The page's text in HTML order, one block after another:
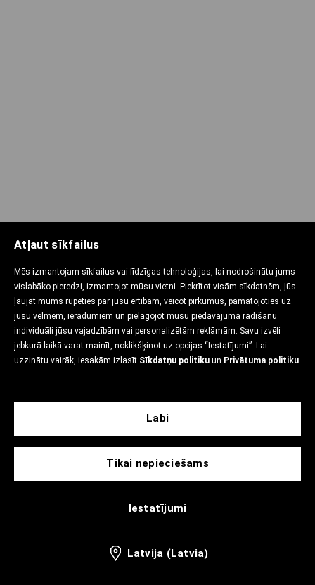
Atļaut sīkfailus
Mēs izmantojam sīkfailus vai līdzīgas tehnoloģijas, lai nodrošinātu jums
vislabāko pieredzi, izmantojot mūsu vietni. Piekrītot visām sīkdatnēm, jūs
ļaujat mums rūpēties par jūsu ērtībām, veicot pirkumus, pamatojoties uz
jūsu vēlmēm, ieradumiem un pielāgojot mūsu piedāvājuma rādīšanu
individuāli jūsu vajadzībām vai personalizētām reklāmām. Savu izvēli
jebkurā laikā varat mainīt, noklikšķinot uz opcijas “Iestatījumi”. Lai
uzzinātu vairāk, iesakām izlasīt Sīkdatņu politiku un Privātuma politiku.
Tikai nepieciešams
Iestatījumi
Labi
Latvija (Latvia)